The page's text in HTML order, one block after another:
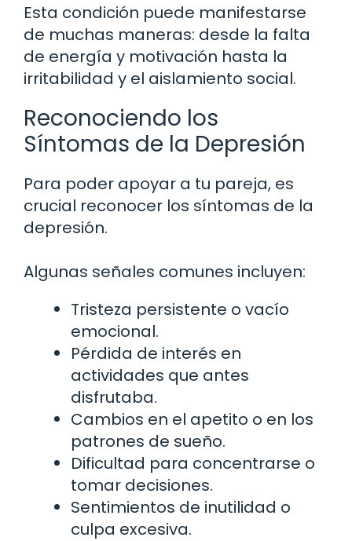
Esta condición puede manifestarse
de muchas maneras: desde la falta
de energía y motivación hasta la
irritabilidad y el aislamiento social.
Reconociendo los
Síntomas de la Depresión
Para poder apoyar a tu pareja, es
crucial reconocer los síntomas de la
depresión.
Algunas señales comunes incluyen:
Tristeza persistente o vacío
emocional.
Pérdida de interés en
actividades que antes
disfrutaba.
Cambios en el apetito o en los
patrones de sueño.
Dificultad para concentrarse o
tomar decisiones.
Sentimientos de inutilidad o
culpa excesiva.